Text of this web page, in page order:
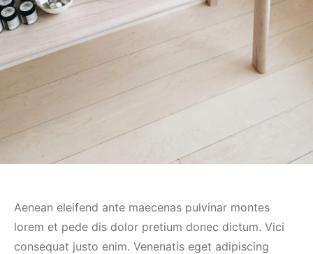
Aenean eleifend ante maecenas pulvinar montes
lorem et pede dis dolor pretium donec dictum. Vici
consequat justo enim. Venenatis eget adipiscing